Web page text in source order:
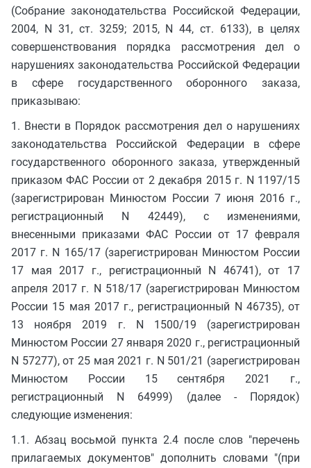
(Собрание законодательства Российской Федерации,
2004, N 31, ст. 3259; 2015, N 44, ст. 6133), в целях
совершенствования порядка рассмотрения дел о
нарушениях законодательства Российской Федерации
в сфере государственного оборонного заказа,
приказываю:
1. Внести в Порядок рассмотрения дел о нарушениях
законодательства Российской Федерации в сфере
государственного оборонного заказа, утвержденный
приказом ФАС России от 2 декабря 2015 г. N 1197/15
(зарегистрирован Минюстом России 7 июня 2016 г.,
регистрационный N 42449), с изменениями,
внесенными приказами ФАС России от 17 февраля
2017 г. N 165/17 (зарегистрирован Минюстом России
17 мая 2017 г., регистрационный N 46741), от 17
апреля 2017 г. N 518/17 (зарегистрирован Минюстом
России 15 мая 2017 г., регистрационный N 46735), от
13 ноября 2019 г. N 1500/19 (зарегистрирован
Минюстом России 27 января 2020 г., регистрационный
N 57277), от 25 мая 2021 г. N 501/21 (зарегистрирован
Минюстом России 15 сентября 2021 г.,
регистрационный N 64999) (далее - Порядок)
следующие изменения:
1.1. Абзац восьмой пункта 2.4 после слов "перечень
прилагаемых документов" дополнить словами "(при